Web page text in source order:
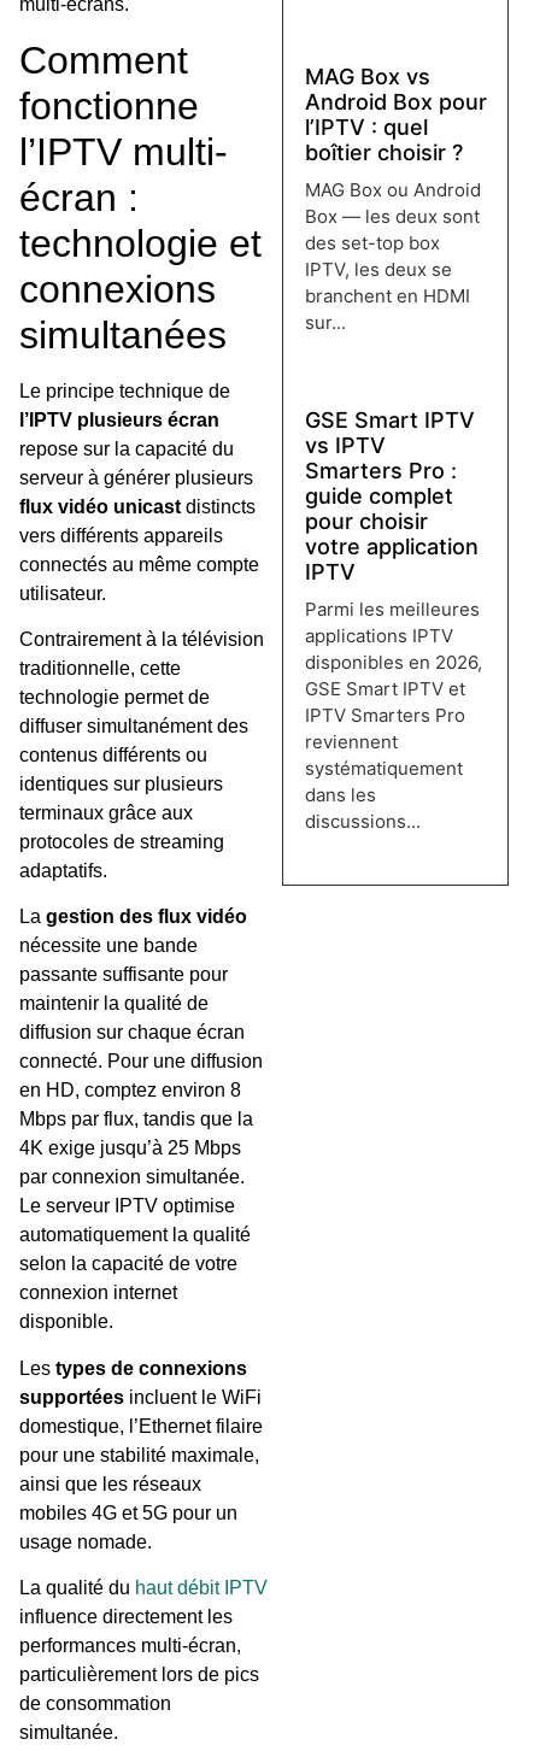
multi-écrans.
Comment
fonctionne
l’IPTV multi-
écran :
technologie et
connexions
simultanées
Le principe technique de
l’IPTV plusieurs écran
repose sur la capacité du
serveur à générer plusieurs
flux vidéo unicast distincts
vers différents appareils
connectés au même compte
utilisateur.
Contrairement à la télévision
traditionnelle, cette
technologie permet de
diffuser simultanément des
contenus différents ou
identiques sur plusieurs
terminaux grâce aux
protocoles de streaming
adaptatifs.
La gestion des flux vidéo
nécessite une bande
passante suffisante pour
maintenir la qualité de
diffusion sur chaque écran
connecté. Pour une diffusion
en HD, comptez environ 8
Mbps par flux, tandis que la
4K exige jusqu’à 25 Mbps
par connexion simultanée.
Le serveur IPTV optimise
automatiquement la qualité
selon la capacité de votre
connexion internet
disponible.
Les types de connexions
supportées incluent le WiFi
domestique, l’Ethernet filaire
pour une stabilité maximale,
ainsi que les réseaux
mobiles 4G et 5G pour un
usage nomade.
La qualité du haut débit IPTV
influence directement les
performances multi-écran,
particulièrement lors de pics
de consommation
simultanée.
MAG Box vs
Android Box pour
l’IPTV : quel
boîtier choisir ?
MAG Box ou Android
Box — les deux sont
des set-top box
IPTV, les deux se
branchent en HDMI
sur...
GSE Smart IPTV
vs IPTV
Smarters Pro :
guide complet
pour choisir
votre application
IPTV
Parmi les meilleures
applications IPTV
disponibles en 2026,
GSE Smart IPTV et
IPTV Smarters Pro
reviennent
systématiquement
dans les
discussions...